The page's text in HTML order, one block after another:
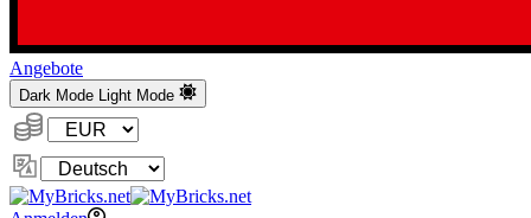
Angebote
Dark Mode Light Mode
Währung:
Sprache
ändern